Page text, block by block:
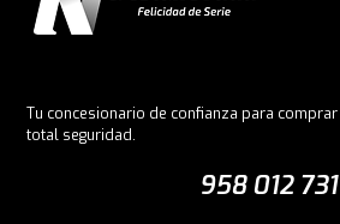
Tu concesionario de confianza para
total seguridad.
958 012 731